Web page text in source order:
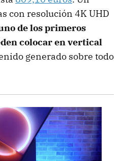
con resolución 4K UHD
de los primeros
colocar en vertical
generado sobre todo